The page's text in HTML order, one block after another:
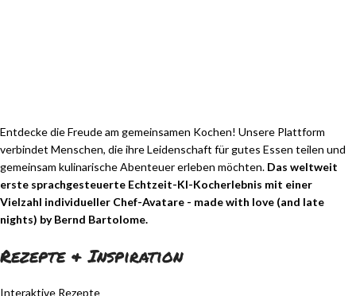
Entdecke die Freude am gemeinsamen Kochen! Unsere Plattform
verbindet Menschen, die ihre Leidenschaft für gutes Essen teilen und
gemeinsam kulinarische Abenteuer erleben möchten. Das weltweit
erste sprachgesteuerte Echtzeit-KI-Kocherlebnis mit einer
Vielzahl individueller Chef-Avatare - made with love (and late
nights) by Bernd Bartolome.
Rezepte & Inspiration
Interaktive Rezepte